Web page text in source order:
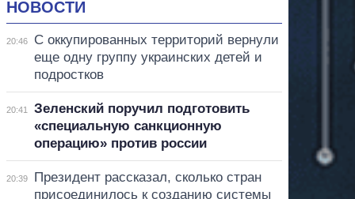
НОВОСТИ
20:46
С оккупированных территорий вернули
еще одну группу украинских детей и
подростков
20:41
Зеленский поручил подготовить
«специальную санкционную
операцию» против россии
20:39
Президент рассказал, сколько стран
присоединилось к созданию системы